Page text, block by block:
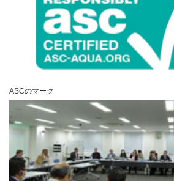
ASCのマーク